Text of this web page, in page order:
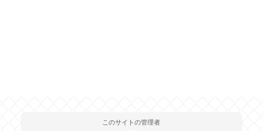
このサイトの管理者